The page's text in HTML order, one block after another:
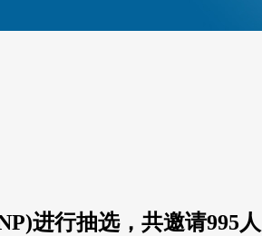
进行抽选，共邀请995人